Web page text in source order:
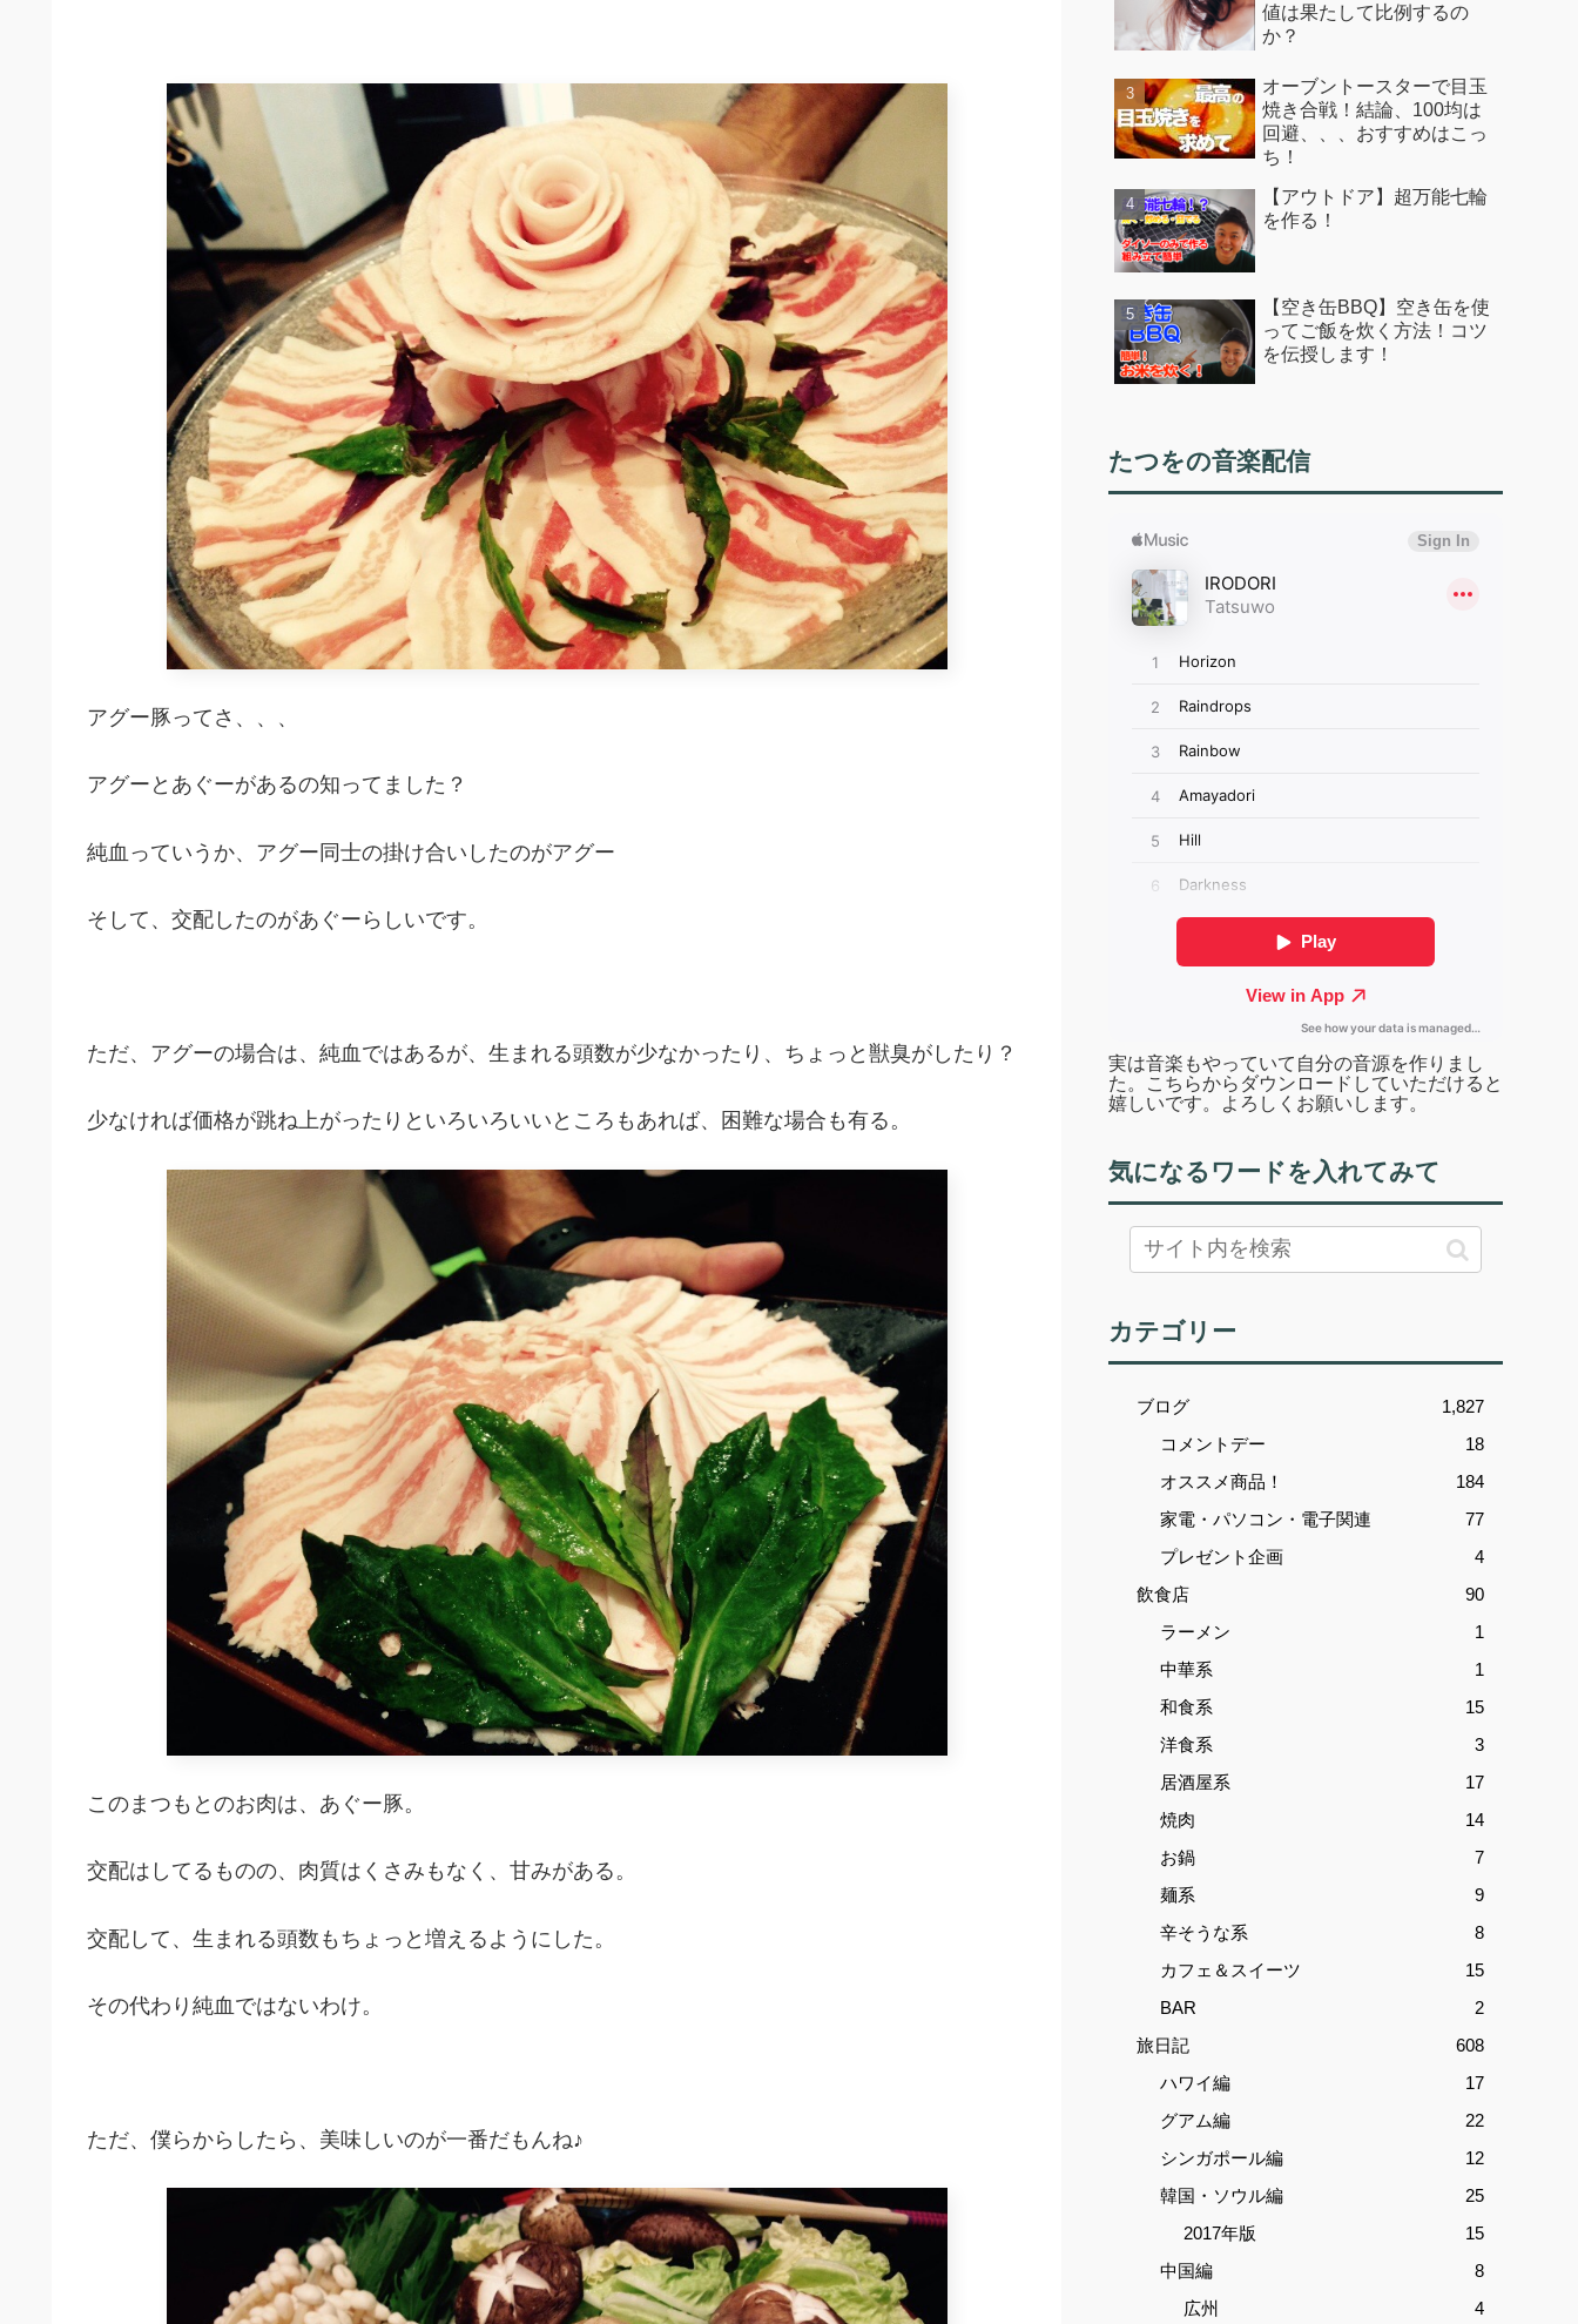
アグー豚ってさ、、、
アグーとあぐーがあるの知ってました？
純血っていうか、アグー同士の掛け合いしたのがアグー
そして、交配したのがあぐーらしいです。
ただ、アグーの場合は、純血ではあるが、生まれる頭数が少なかったり、ちょっと獣臭がしたり？
少なければ価格が跳ね上がったりといろいろいいところもあれば、困難な場合も有る。
このまつもとのお肉は、あぐー豚。
交配はしてるものの、肉質はくさみもなく、甘みがある。
交配して、生まれる頭数もちょっと増えるようにした。
その代わり純血ではないわけ。
ただ、僕らからしたら、美味しいのが一番だもんね♪
値は果たして比例するの
か？
オーブントースターで目玉
焼き合戦！結論、100均は
回避、、、おすすめはこっ
ち！
【アウトドア】超万能七輪
を作る！
【空き缶BBQ】空き缶を使
ってご飯を炊く方法！コツ
を伝授します！
たつをの音楽配信
実は音楽もやっていて自分の音源を作りまし
た。こちらからダウンロードしていただけると
嬉しいです。よろしくお願いします。
気になるワードを入れてみて
カテゴリー
ブログ
1,827
コメントデー
18
オススメ商品！
184
家電・パソコン・電子関連
77
プレゼント企画
4
飲食店
90
ラーメン
1
中華系
1
和食系
15
洋食系
3
居酒屋系
17
焼肉
14
お鍋
7
麺系
9
辛そうな系
8
カフェ＆スイーツ
15
BAR
2
旅日記
608
ハワイ編
17
グアム編
22
シンガポール編
12
韓国・ソウル編
25
2017年版
15
中国編
8
広州
4